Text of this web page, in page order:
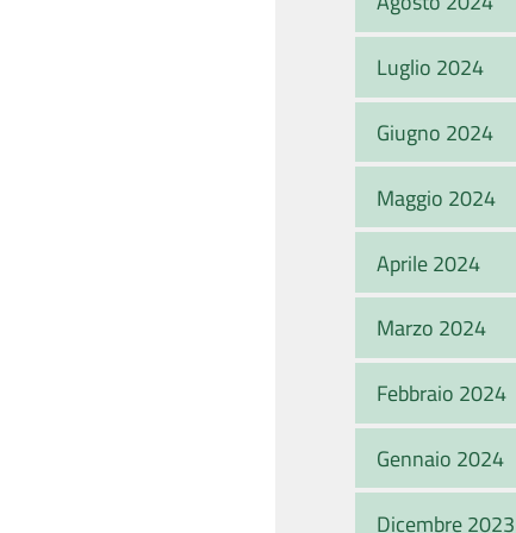
Luglio 2024
Giugno 2024
Maggio 2024
Aprile 2024
Marzo 2024
Febbraio 2024
Gennaio 2024
Dicembre 2023